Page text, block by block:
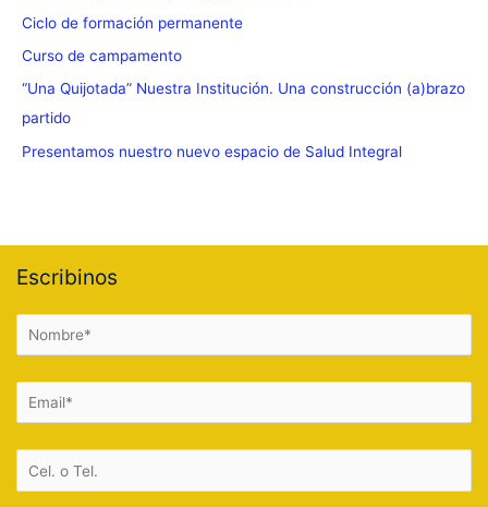
Ciclo de formación permanente
Curso de campamento
“Una Quijotada” Nuestra Institución. Una construcción (a)brazo
partido
Presentamos nuestro nuevo espacio de Salud Integral
Escribinos